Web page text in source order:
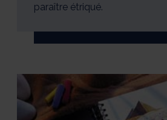
paraître étriqué.